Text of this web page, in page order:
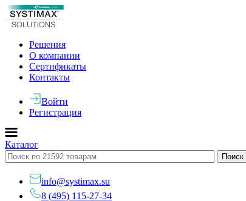
Решения
О компании
Сертификаты
Контакты
Войти
Регистрация
Каталог
info@systimax.su
8 (495) 115-27-34